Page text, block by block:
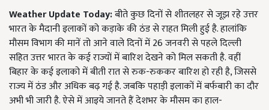
Weather Update Today:बीते कुछ दिनों से शीतलहर से जूझ रहे उत्तर
भारत के मैदानी इलाकों को कड़ाके की ठंड से राहत मिली हुई है. हालांकि
मौसम विभाग की मानें तो आने वाले दिनों में 26 जनवरी से पहले दिल्ली
सहित उत्तर भारत के कई राज्यों में बारिश देखने को मिल सकती है. वहीं
बिहार के कई इलाको में बीती रात से रुक-रुककर बारिश हो रही है, जिससे
राज्य में ठंड और अधिक बढ़ गई है. जबकि पहाड़ी इलाकों में बर्फबारी का दौर
अभी भी जारी है. ऐसे में आइये जानते हैं देशभर के मौसम का हाल-